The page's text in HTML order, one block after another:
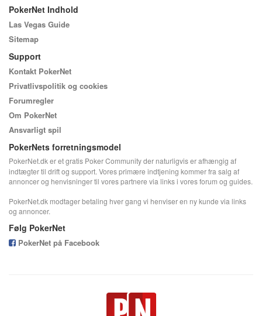
PokerNet Indhold
Las Vegas Guide
Sitemap
Support
Kontakt PokerNet
Privatlivspolitik og cookies
Forumregler
Om PokerNet
Ansvarligt spil
PokerNets forretningsmodel
PokerNet.dk er et gratis Poker Community der naturligvis er afhængig af
indtægter til drift og support. Vores primære indtjening kommer fra salg af
annoncer og henvisninger til vores partnere via links i vores forum og guides.
PokerNet.dk modtager betaling hver gang vi henviser en ny kunde via links
og annoncer.
Følg PokerNet
PokerNet på Facebook